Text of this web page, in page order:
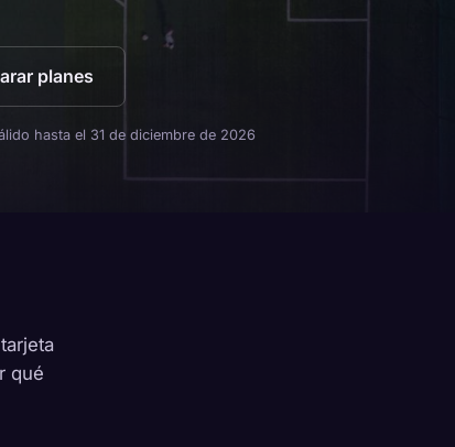
planes
hasta el 31 de diciembre de 2026
qué